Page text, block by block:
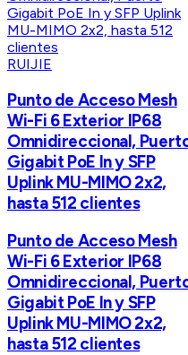
RUIJIE
Punto de Acceso Mesh
Wi-Fi 6 Exterior IP68
Omnidireccional,
Gigabit PoE In y SFP
Uplink MU-MIMO 2x2,
hasta 512 clientes
Punto de Acceso Mesh
Wi-Fi 6 Exterior IP68
Omnidireccional,
Gigabit PoE In y SFP
Uplink MU-MIMO 2x2,
hasta 512 clientes